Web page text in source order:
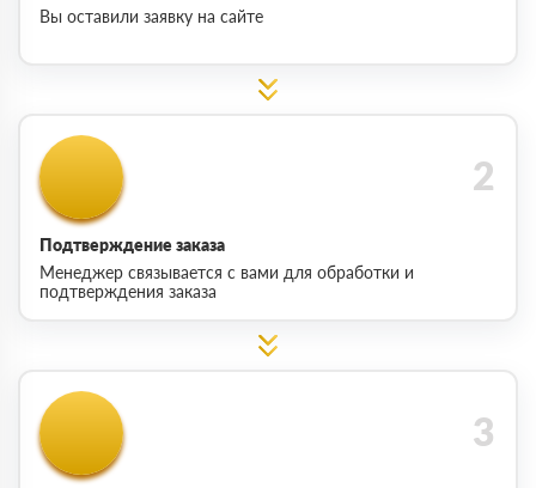
Вы оставили заявку на сайте
Подтверждение заказа
Менеджер связывается с вами для обработки и
подтверждения заказа